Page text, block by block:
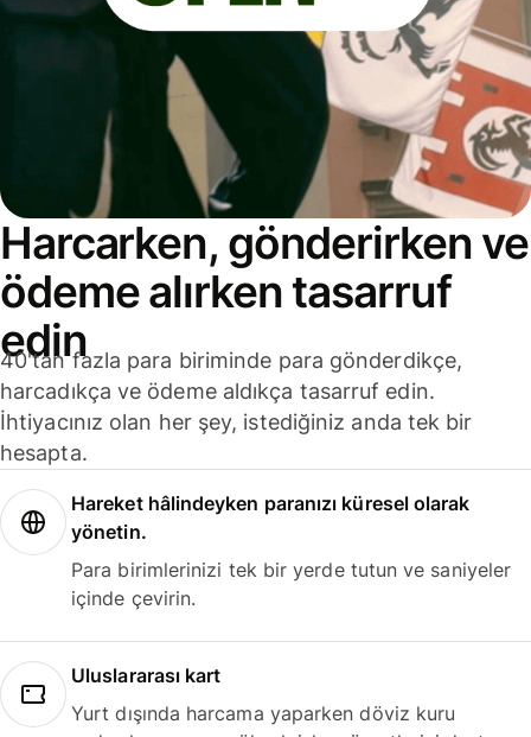
Harcarken, gönderirken ve
ödeme alırken tasarruf
edin
40'tan fazla para biriminde para gönderdikçe,
harcadıkça ve ödeme aldıkça tasarruf edin.
İhtiyacınız olan her şey, istediğiniz anda tek bir
hesapta.
Hareket hâlindeyken paranızı küresel olarak
yönetin.
Para birimlerinizi tek bir yerde tutun ve saniyeler
içinde çevirin.
Uluslararası kart
Yurt dışında harcama yaparken döviz kuru